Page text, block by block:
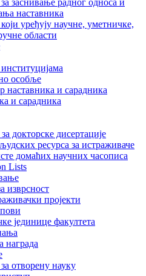
заснивање радног односа и
наставника
уређују научне, уметничке,
области
особље
наставника и сарадника
и сарадника
докторске дисертације
ресурса за истраживаче
домаћих научних часописа
Lists
изврсност
пројекти
јединице факултета
награда
отворену науку